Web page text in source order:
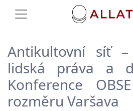
Antikultovní síť
lidská práva a
Konference
rozměru Varšava